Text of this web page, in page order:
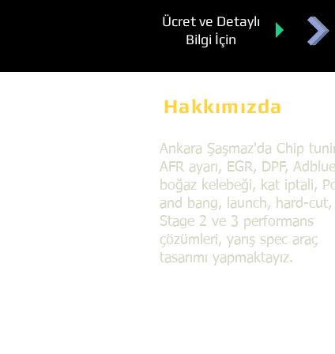
Ücret ve Detaylı
Bilgi İçin
Hakkımızda
Ankara Şaşmaz'da Chip
AFR ayarı, EGR, DPF,
boğaz kelebeği, kat iptali,
and bang, launch, hard-cut,
Stage 2 ve 3 performans
çözümleri, yarış spec araç
tasarımı yapmaktayız.